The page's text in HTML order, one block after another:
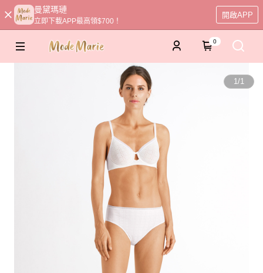
曼黛瑪璉
立即下載APP最高領$700！
開啟APP
0
1/1